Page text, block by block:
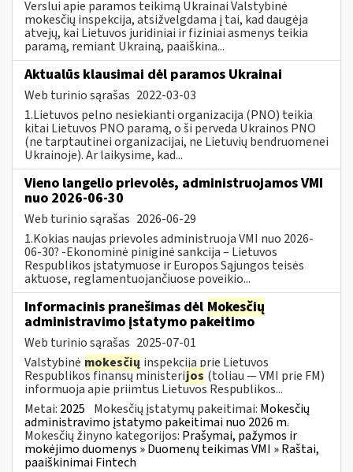
Verslui apie paramos teikimą Ukrainai Valstybinė
mokesčių inspekcija, atsižvelgdama į tai, kad daugėja
atvejų, kai Lietuvos juridiniai ir fiziniai asmenys teikia
paramą, remiant Ukrainą, paaiškina...
Aktualūs klausimai dėl paramos Ukrainai
Web turinio sąrašas 2022-03-03
1.Lietuvos pelno nesiekianti organizacija (PNO) teikia
kitai Lietuvos PNO paramą, o ši perveda Ukrainos PNO
(ne tarptautinei organizacijai, ne Lietuvių bendruomenei
Ukrainoje). Ar laikysime, kad...
Vieno langelio prievolės, administruojamos VMI
nuo 2026-06-30
Web turinio sąrašas 2026-06-29
1.Kokias naujas prievoles administruoja VMI nuo 2026-
06-30? -Ekonominė piniginė sankcija – Lietuvos
Respublikos įstatymuose ir Europos Sąjungos teisės
aktuose, reglamentuojančiuose poveikio...
Informacinis pranešimas dėl Mokesčių
administravimo įstatymo pakeitimo
Web turinio sąrašas 2025-07-01
Valstybinė mokesčių inspekcija prie Lietuvos
Respublikos finansų ministerijos (toliau — VMI prie FM)
informuoja apie priimtus Lietuvos Respublikos...
Metai: 2025 Mokesčių įstatymų pakeitimai: Mokesčių
administravimo įstatymo pakeitimai nuo 2026 m.
Mokesčių žinyno kategorijos: Prašymai, pažymos ir
mokėjimo duomenys » Duomenų teikimas VMI » Raštai,
paaiškinimai Fintech